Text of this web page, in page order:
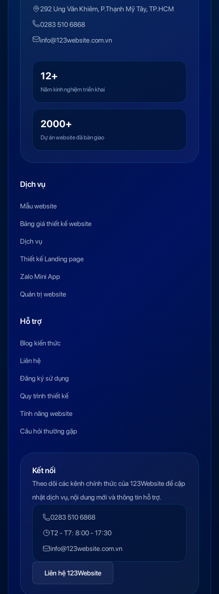
292 Ung Văn Khiêm, P.Thạnh Mỹ Tây, TP.HCM
0283 510 6868
info@123website.com.vn
12+
Năm kinh nghiệm triển khai
2000+
Dự án website đã bàn giao
Dịch vụ
Mẫu website
Bảng giá thiết kế website
Dịch vụ
Thiết kế Landing page
Zalo Mini App
Quản trị website
Hỗ trợ
Blog kiến thức
Liên hệ
Đăng ký sử dụng
Quy trình thiết kế
Tính năng website
Câu hỏi thường gặp
Kết nối
Theo dõi các kênh chính thức của 123Website để cập
nhật dịch vụ, nội dung mới và thông tin hỗ trợ.
0283 510 6868
T2 - T7: 8:00 - 17:30
info@123website.com.vn
Liên hệ 123Website